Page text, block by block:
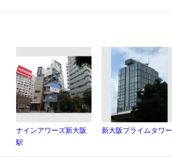
ナインアワーズ新大阪
駅
新大阪プライムタワー